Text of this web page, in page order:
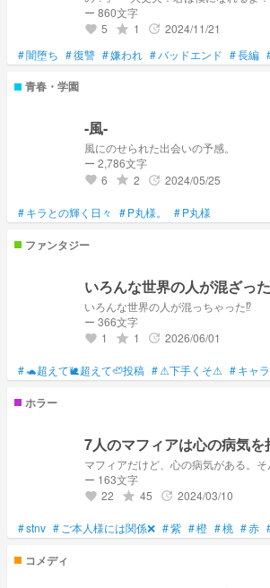
ー 860文字
favorite 5 grade 1 update 2024/11/21
#闇堕ち #復讐 #嫌われ #バッドエンド #長編
青春・学園
-風-
風にのせられた出会いの予感。
ー 2,786文字
favorite 6 grade 2 update 2024/05/25
#キラとの輝く日々 #P丸様。 #P丸様
ファンタジー
いろんな世界の人が混ざっ
いろんな世界の人が混っちゃった⁉︎
ー 366文字
favorite 1 grade 1 update 2026/06/01
#🐢超えて🐌超えて🦥投稿 #⚠下手くそ⚠ #キャ
ホラー
7人のマフィアは心の病気を
マフィアだけど、心の病気がある。
ー 163文字
favorite 22 grade 45 update 2024/03/10
#stnv # ご本人様には関係❌ #紫 #橙 #桃 #赤
コメディ